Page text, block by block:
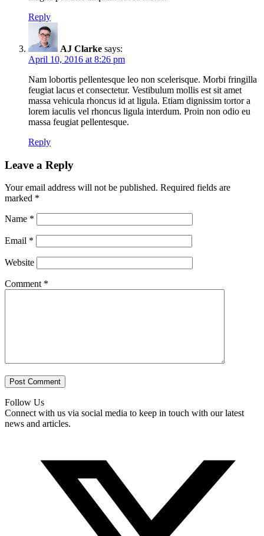
Reply
AJ Clarke says:
April 10, 2016 at 8:26 pm
Nam lobortis pellentesque leo non scelerisque. Morbi fringilla
feugiat lacus et consectetur. Vestibulum mollis est sit amet
massa vehicula rhoncus id at ligula. Etiam dignissim tortor a
lorem iaculis vel rhoncus ligula interdum. Proin non odio eu
massa feugiat pellentesque.
Reply
Leave a Reply
Your email address will not be published. Required fields are
marked *
Name *
Email *
Website
Comment *
Follow Us
Connect with us via social media to keep in touch with our latest
news and articles.